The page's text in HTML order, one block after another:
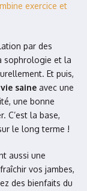
exercice et
par des
sophrologie et la
Et puis,
saine avec une
une bonne
C’est la base,
le long terme !
aussi une
vos jambes,
des bienfaits du